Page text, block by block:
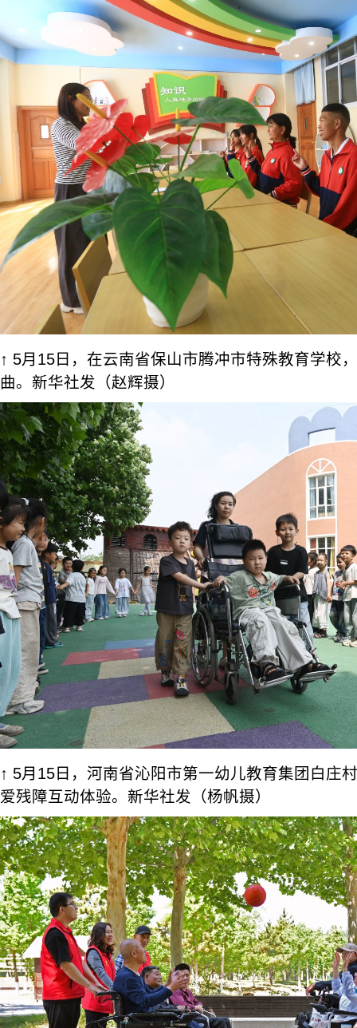
↑ 5月15日，在云南省保山市腾冲市特殊教育学校
曲。新华社发（赵辉摄）
↑ 5月15日，河南省沁阳市第一幼儿教育集团白庄
爱残障互动体验。新华社发（杨帆摄）